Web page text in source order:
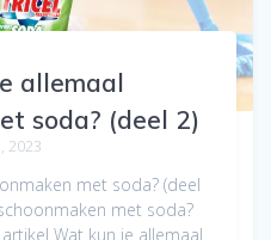
allemaal
soda? (deel 2)
2023
met soda? (deel
met soda?
Wat kun je allemaal